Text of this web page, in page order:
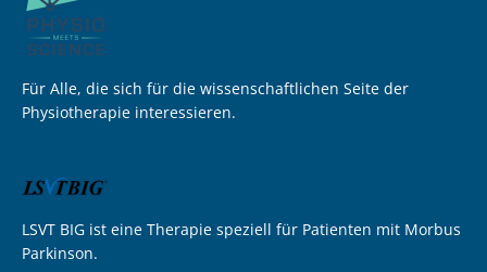
Für Alle, die sich für die wissenschaftlichen Seite der
Physiotherapie interessieren.
LSVT BIG ist eine Therapie speziell für Patienten mit Morbus
Parkinson.